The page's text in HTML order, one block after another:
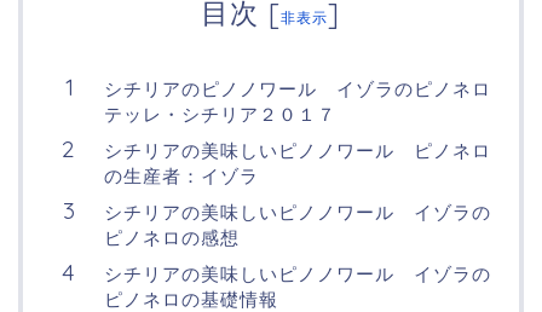
目次 [非表示]
シチリアのピノノワール イゾラのピノネロ
テッレ・シチリア２０１７
シチリアの美味しいピノノワール ピノネロ
の生産者：イゾラ
シチリアの美味しいピノノワール イゾラの
ピノネロの感想
シチリアの美味しいピノノワール イゾラの
ピノネロの基礎情報